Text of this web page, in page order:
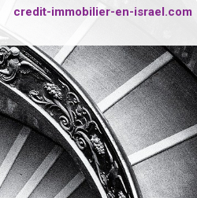
credit-immobilier-en-israel.com